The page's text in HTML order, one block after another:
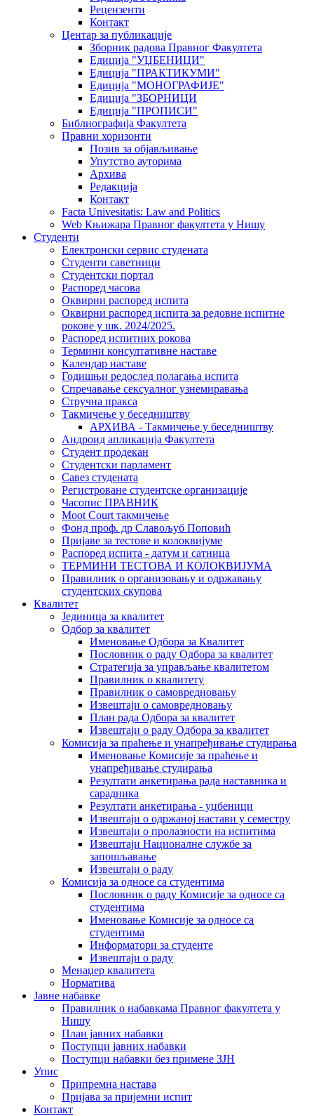
Рецензенти
Контакт
Центар за публикације
Зборник радова Правног Факултета
Едиција "УЏБЕНИЦИ"
Едиција "ПРАКТИКУМИ"
Едиција "МОНОГРАФИЈЕ"
Едиција "ЗБОРНИЦИ
Едиција "ПРОПИСИ"
Библиографија Факултета
Правни хоризонти
Позив за објављивање
Упутство ауторима
Архива
Редакција
Контакт
Facta Univesitatis: Law and Politics
Web Књижара Правног факултета у Нишу
Студенти
Електронски сервис студената
Студенти саветници
Студентски портал
Распоред часова
Оквирни распоред испита
Оквирни распоред испита за редовне испитне
рокове у шк. 2024/2025.
Распоред испитних рокова
Термини консултативне наставе
Календар наставе
Годишњи редослед полагања испита
Спречавање сексуалног узнемиравања
Стручна пракса
Такмичење у беседништву
АРХИВА - Такмичење у беседништву
Андроид апликација Факултета
Студент продекан
Студентски парламент
Савез студената
Регистроване студентске организације
Часопис ПРАВНИК
Moot Court такмичење
Фонд проф. др Славољуб Поповић
Пријаве за тестове и колоквијуме
Распоред испита - датум и сатница
ТЕРМИНИ ТЕСТОВА И КОЛОКВИЈУМА
Правилник о организовању и одржавању
студентских скупова
Квалитет
Јединица за квалитет
Одбор за квалитет
Именовање Одбора за Квалитет
Пословник о раду Одбора за квалитет
Стратегија за управљање квалитетом
Правилник о квалитету
Правилник о самовредновању
Извештаји о самовредновању
План рада Одбора за квалитет
Извештаји о раду Одбора за квалитет
Комисија за праћење и унапређивање студирања
Именовање Комисије за праћење и
унапређивање студирања
Резултати анкетирања рада наставника и
сарадника
Резултати анкетирања - уџбеници
Извештаји о одржаној настави у семестру
Извештаји о пролазности на испитима
Извештаји Националне службе за
запошљавање
Извештаји о раду
Комисија за односе са студентима
Пословник о раду Комисије за односе са
студентима
Именовање Комисије за односе са
студентима
Информатори за студенте
Извештаји о раду
Менаџер квалитета
Норматива
Јавне набавке
Правилник о набавкама Правног факултета у
Нишу
План јавних набавки
Поступци јавних набавки
Поступци набавки без примене ЗЈН
Упис
Припремна настава
Пријава за пријемни испит
Контакт